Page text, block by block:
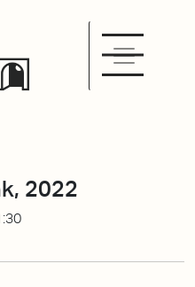
2022